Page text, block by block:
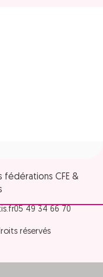
fédérations CFE &
05 49 34 66 70
réservés